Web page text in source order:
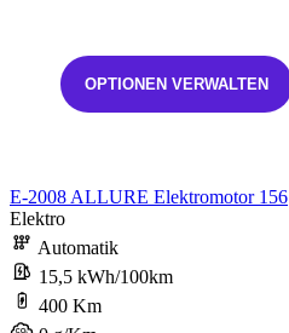
Neuwagen
E-2008 ALLURE Elektromotor 156
Elektro
Automatik
15,5 kWh/100km
400 Km
OPTIONEN VERWALTEN